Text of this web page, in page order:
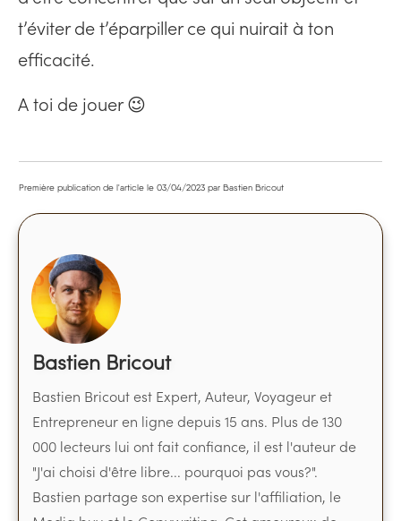
t’éviter de t’éparpiller ce qui nuirait à ton
efficacité.
A toi de jouer 😉
Première publication de l'article le 03/04/2023 par Bastien Bricout
Bastien Bricout
Bastien Bricout est Expert, Auteur, Voyageur et
Entrepreneur en ligne depuis 15 ans. Plus de 130
000 lecteurs lui ont fait confiance, il est l'auteur de
"J'ai choisi d'être libre... pourquoi pas vous?".
Bastien partage son expertise sur l'affiliation, le